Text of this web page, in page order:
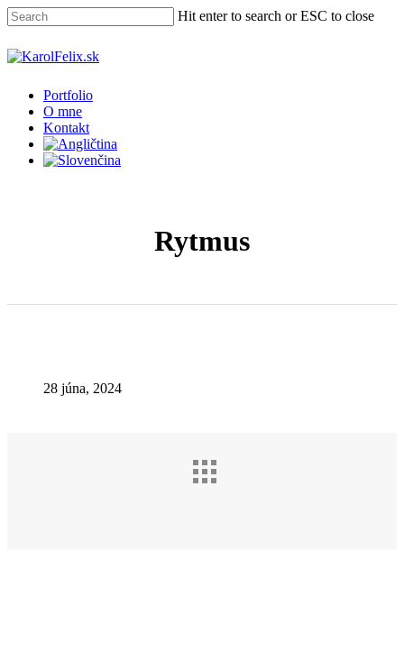
Skip
to
main
content
Hit enter to search or ESC to close
Close
Menu
Portfolio
O mne
Kontakt
Rytmus
28 júna, 2024